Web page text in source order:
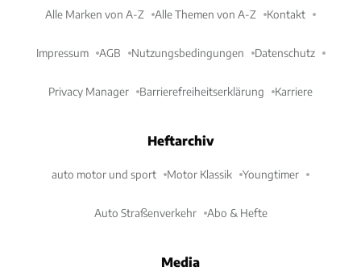
Alle Marken von A-Z Alle Themen von A-Z Kontakt
Impressum AGB Nutzungsbedingungen Datenschutz
Privacy Manager Barrierefreiheitserklärung Karriere
Heftarchiv
auto motor und sport Motor Klassik Youngtimer
Auto Straßenverkehr Abo & Hefte
Media